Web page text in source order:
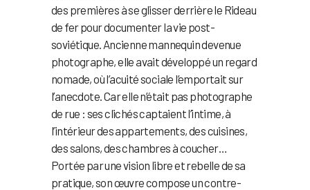
des premières à se glisser derrière le Rideau
de fer pour documenter la vie post-
soviétique. Ancienne mannequin devenue
photographe, elle avait développé un regard
nomade, où l’acuité sociale l’emportait sur
l’anecdote. Car elle n’était pas photographe
de rue : ses clichés captaient l’intime, à
l’intérieur des appartements, des cuisines,
des salons, des chambres à coucher…
Portée par une vision libre et rebelle de sa
pratique, son œuvre compose un contre-